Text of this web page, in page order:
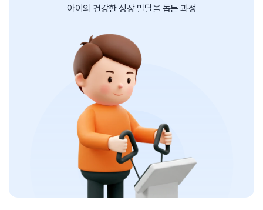
아이의 건강한 성장 발달을 돕는 과정